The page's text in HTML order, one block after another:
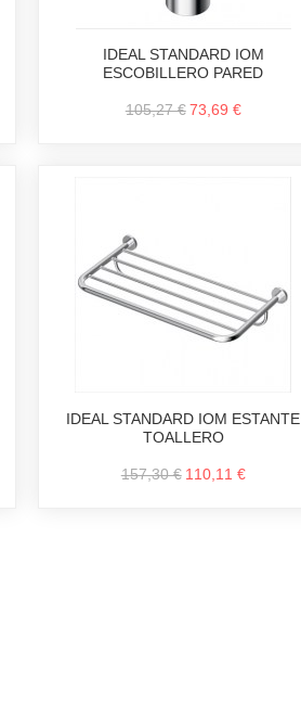
IDEAL STANDARD IOM
ESCOBILLERO PARED
105,27 € 73,69 €
IDEAL STANDARD IOM ESTANTE
TOALLERO
157,30 € 110,11 €